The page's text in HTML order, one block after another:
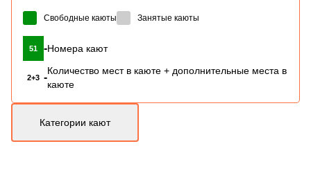
Свободные каюты Занятые каюты
51 -Номера кают
2+3 -
Количество мест в каюте + дополнительные места в
каюте
Категории кают